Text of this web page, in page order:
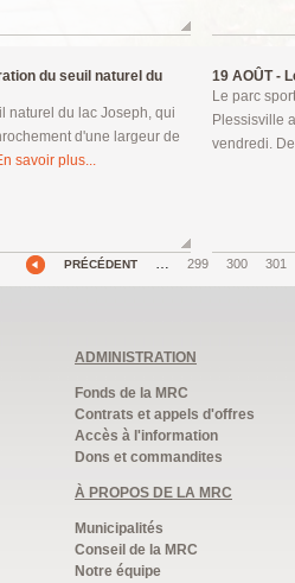
du seuil naturel du
naturel du lac Joseph, qui
d'une largeur de
savoir plus...
19 AOÛT -
Le parc
Plessisville
vendredi.
PRÉCÉDENT … 299 300 301
ADMINISTRATION
Fonds de la MRC
Contrats et appels d'offres
Accès à l'information
Dons et commandites
À PROPOS DE LA MRC
Municipalités
Conseil de la MRC
Notre équipe